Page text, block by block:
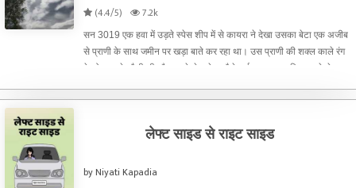
(4.4/5)
7.2k
सन 3019 एक हवा में उड़ते स्पेस शीप में से कायरा ने देखा उसका बेटा एक अजीब
से प्राणी के साथ जमीन पर खड़ा बाते कर रहा था। उस प्राणी की शक्ल काले रंग
के गोल मटके जैसी थी और उसमे से एन्टेना जैसे कई वायर बाहर निकल रहे थे।
लेफ्ट साइड से राइट साइड
by Niyati Kapadia